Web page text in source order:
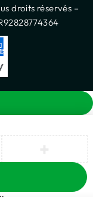
droits réservés –